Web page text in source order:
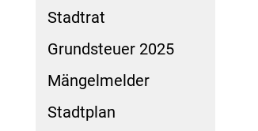
Stadtrat
Grundsteuer 2025
Mängelmelder
Stadtplan